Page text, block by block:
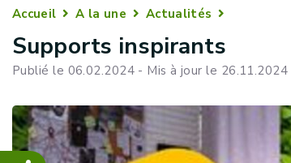
Accueil A la une Actualités
Supports inspirants
Publié le 06.02.2024 - Mis à jour le 26.11.2024